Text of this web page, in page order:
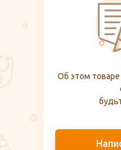
Об этом